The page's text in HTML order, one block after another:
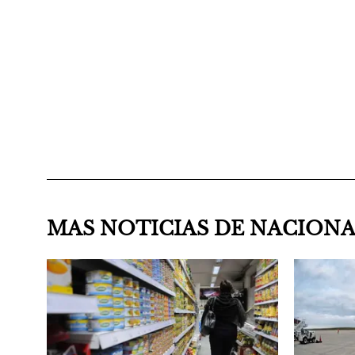
MAS NOTICIAS DE